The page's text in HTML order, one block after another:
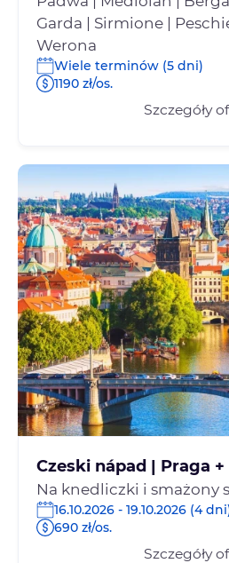
Garda | Sirmione |
Werona
Wiele terminów (5 dni)
1190 zł/os.
Szczegóły
Czeski nápad | Praga
Na knedliczki i smażony
16.10.2026 - 19.10.2026 (4
690 zł/os.
Szczegóły